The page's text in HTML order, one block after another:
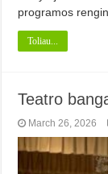
programos
Toliau...
Teatro
March 26, 2026